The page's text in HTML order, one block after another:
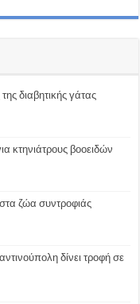
διαβητικής γάτας
κτηνιάτρους βοοειδών
ζώα συντροφιάς
δίνει τροφή σε